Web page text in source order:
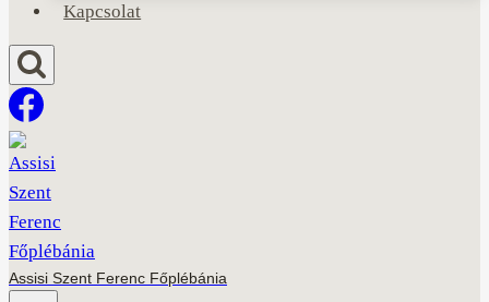
Kapcsolat
Assisi Szent Ferenc Főplébánia